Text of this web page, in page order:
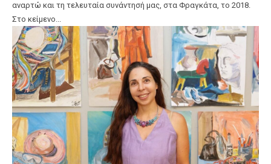
αναρτώ και τη τελευταία συνάντησή μας, στα Φραγκάτα, το 2018.
Στο κείμενο...